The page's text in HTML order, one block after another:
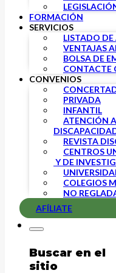
FORMACIÓN
SERVICIOS
LISTADO DE
VENTAJAS
BOLSA DE
CONTACTE
CONVENIOS
PRIVADA
INFANTIL
ATENCIÓN
REVISTA
CENTROS
Y DE
COLEGIOS
NO
AFÍLIATE
Buscar en el
sitio
serie de